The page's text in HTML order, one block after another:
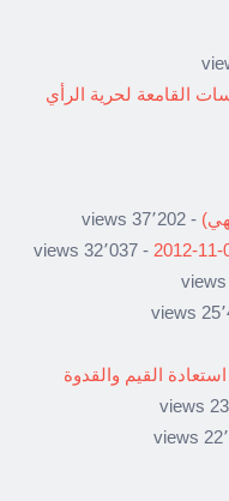
القامعة لحرية الرأي
- 37٬202 views
- 32٬037 views
القيم والقدوة